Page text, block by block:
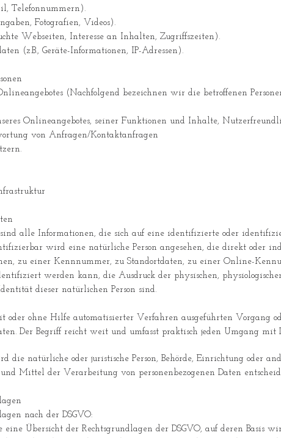
Telefonnummern).
Fotografien, Videos).
Webseiten, Interesse an Inhalten, Zugriffszeiten).
(z.B., Geräte-Informationen, IP-Adressen).
(Nachfolgend bezeichnen wir die betroffenen
Onlineangebotes, seiner Funktionen und Inhalte,
von Anfragen/Kontaktanfragen
sind alle Informationen, die sich auf eine identifizierte oder
wird eine natürliche Person angesehen, die direkt oder
zu einer Kennnummer, zu Standortdaten, zu einer Online-
werden kann, die Ausdruck der physischen,
dieser natürlichen Person sind.
oder ohne Hilfe automatisierter Verfahren ausgeführten Vorgang
Der Begriff reicht weit und umfasst praktisch jeden Umgang mit
die natürliche oder juristische Person, Behörde, Einrichtung oder
Mittel der Verarbeitung von personenbezogenen Daten
nach der DSGVO:
Übersicht der Rechtsgrundlagen der DSGVO, auf deren Basis